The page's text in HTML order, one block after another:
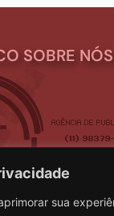
sua
SOBRE NÓS
que atua